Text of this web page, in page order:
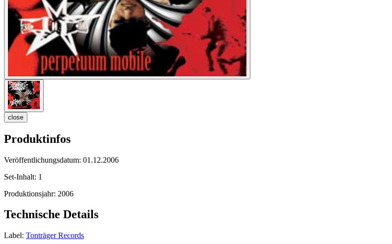
close
Produktinfos
Veröffentlichungsdatum: 01.12.2006
Set-Inhalt: 1
Produktionsjahr: 2006
Technische Details
Label: Tonträger Records